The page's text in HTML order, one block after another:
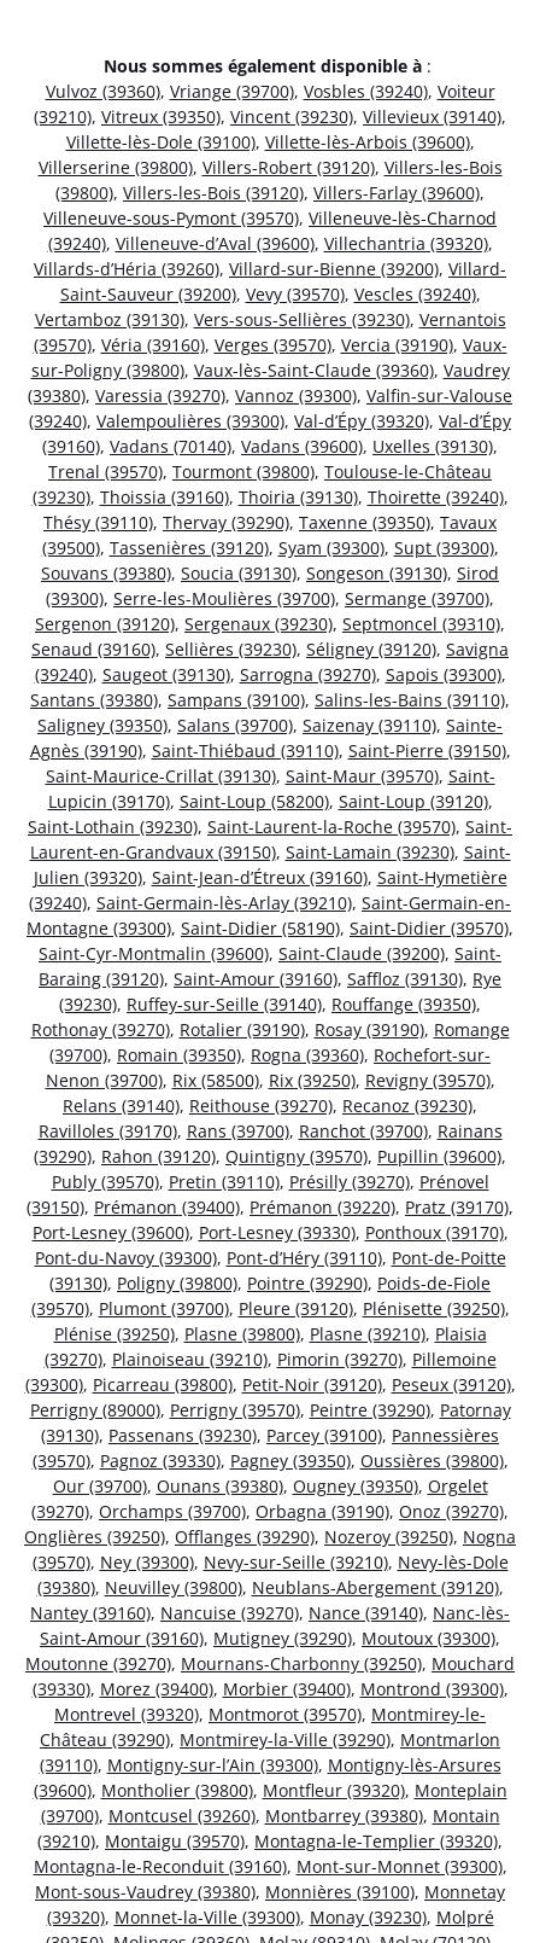
Nous sommes également disponible à :
Vulvoz (39360), Vriange (39700), Vosbles (39240), Voiteur
(39210), Vitreux (39350), Vincent (39230), Villevieux (39140),
Villette-lès-Dole (39100), Villette-lès-Arbois (39600),
Villerserine (39800), Villers-Robert (39120), Villers-les-Bois
(39800), Villers-les-Bois (39120), Villers-Farlay (39600),
Villeneuve-sous-Pymont (39570), Villeneuve-lès-Charnod
(39240), Villeneuve-d’Aval (39600), Villechantria (39320),
Villards-d’Héria (39260), Villard-sur-Bienne (39200), Villard-
Saint-Sauveur (39200), Vevy (39570), Vescles (39240),
Vertamboz (39130), Vers-sous-Sellières (39230), Vernantois
(39570), Véria (39160), Verges (39570), Vercia (39190), Vaux-
sur-Poligny (39800), Vaux-lès-Saint-Claude (39360), Vaudrey
(39380), Varessia (39270), Vannoz (39300), Valfin-sur-Valouse
(39240), Valempoulières (39300), Val-d’Épy (39320), Val-d’Épy
(39160), Vadans (70140), Vadans (39600), Uxelles (39130),
Trenal (39570), Tourmont (39800), Toulouse-le-Château
(39230), Thoissia (39160), Thoiria (39130), Thoirette (39240),
Thésy (39110), Thervay (39290), Taxenne (39350), Tavaux
(39500), Tassenières (39120), Syam (39300), Supt (39300),
Souvans (39380), Soucia (39130), Songeson (39130), Sirod
(39300), Serre-les-Moulières (39700), Sermange (39700),
Sergenon (39120), Sergenaux (39230), Septmoncel (39310),
Senaud (39160), Sellières (39230), Séligney (39120), Savigna
(39240), Saugeot (39130), Sarrogna (39270), Sapois (39300),
Santans (39380), Sampans (39100), Salins-les-Bains (39110),
Saligney (39350), Salans (39700), Saizenay (39110), Sainte-
Agnès (39190), Saint-Thiébaud (39110), Saint-Pierre (39150),
Saint-Maurice-Crillat (39130), Saint-Maur (39570), Saint-
Lupicin (39170), Saint-Loup (58200), Saint-Loup (39120),
Saint-Lothain (39230), Saint-Laurent-la-Roche (39570), Saint-
Laurent-en-Grandvaux (39150), Saint-Lamain (39230), Saint-
Julien (39320), Saint-Jean-d’Étreux (39160), Saint-Hymetière
(39240), Saint-Germain-lès-Arlay (39210), Saint-Germain-en-
Montagne (39300), Saint-Didier (58190), Saint-Didier (39570),
Saint-Cyr-Montmalin (39600), Saint-Claude (39200), Saint-
Baraing (39120), Saint-Amour (39160), Saffloz (39130), Rye
(39230), Ruffey-sur-Seille (39140), Rouffange (39350),
Rothonay (39270), Rotalier (39190), Rosay (39190), Romange
(39700), Romain (39350), Rogna (39360), Rochefort-sur-
Nenon (39700), Rix (58500), Rix (39250), Revigny (39570),
Relans (39140), Reithouse (39270), Recanoz (39230),
Ravilloles (39170), Rans (39700), Ranchot (39700), Rainans
(39290), Rahon (39120), Quintigny (39570), Pupillin (39600),
Publy (39570), Pretin (39110), Présilly (39270), Prénovel
(39150), Prémanon (39400), Prémanon (39220), Pratz (39170),
Port-Lesney (39600), Port-Lesney (39330), Ponthoux (39170),
Pont-du-Navoy (39300), Pont-d’Héry (39110), Pont-de-Poitte
(39130), Poligny (39800), Pointre (39290), Poids-de-Fiole
(39570), Plumont (39700), Pleure (39120), Plénisette (39250),
Plénise (39250), Plasne (39800), Plasne (39210), Plaisia
(39270), Plainoiseau (39210), Pimorin (39270), Pillemoine
(39300), Picarreau (39800), Petit-Noir (39120), Peseux (39120),
Perrigny (89000), Perrigny (39570), Peintre (39290), Patornay
(39130), Passenans (39230), Parcey (39100), Pannessières
(39570), Pagnoz (39330), Pagney (39350), Oussières (39800),
Our (39700), Ounans (39380), Ougney (39350), Orgelet
(39270), Orchamps (39700), Orbagna (39190), Onoz (39270),
Onglières (39250), Offlanges (39290), Nozeroy (39250), Nogna
(39570), Ney (39300), Nevy-sur-Seille (39210), Nevy-lès-Dole
(39380), Neuvilley (39800), Neublans-Abergement (39120),
Nantey (39160), Nancuise (39270), Nance (39140), Nanc-lès-
Saint-Amour (39160), Mutigney (39290), Moutoux (39300),
Moutonne (39270), Mournans-Charbonny (39250), Mouchard
(39330), Morez (39400), Morbier (39400), Montrond (39300),
Montrevel (39320), Montmorot (39570), Montmirey-le-
Château (39290), Montmirey-la-Ville (39290), Montmarlon
(39110), Montigny-sur-l’Ain (39300), Montigny-lès-Arsures
(39600), Montholier (39800), Montfleur (39320), Monteplain
(39700), Montcusel (39260), Montbarrey (39380), Montain
(39210), Montaigu (39570), Montagna-le-Templier (39320),
Montagna-le-Reconduit (39160), Mont-sur-Monnet (39300),
Mont-sous-Vaudrey (39380), Monnières (39100), Monnetay
(39320), Monnet-la-Ville (39300), Monay (39230), Molpré